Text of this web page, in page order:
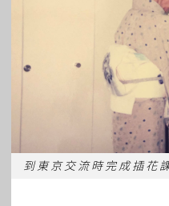
到東京交流時完成插花